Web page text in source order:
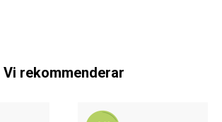
Vi rekommenderar